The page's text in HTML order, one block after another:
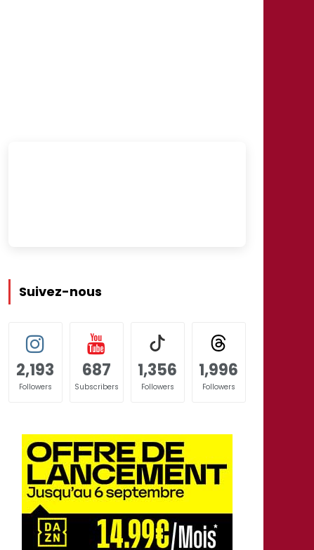
Suivez-nous
2,193
Followers
687
Subscribers
1,356
Followers
1,996
Followers